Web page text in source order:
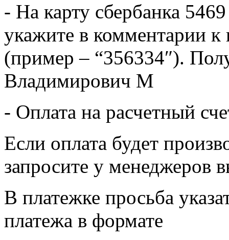
- На карту сбербанка
укажите в комментарии к
(пример – “356334″).
Владимирович М
- Оплата на расчетный
Если оплата будет
запросите у менеджеров
В платежке просьба
платежа в формате